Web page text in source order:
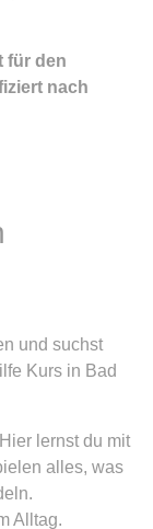
für den
nach
und suchst
Kurs in Bad
lernst du mit
alles, was
Alltag.